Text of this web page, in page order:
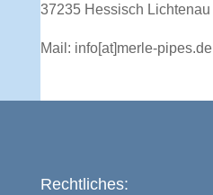
37235 Hessisch Lichtenau
Mail: info[at]merle-pipes.de
Rechtliches: